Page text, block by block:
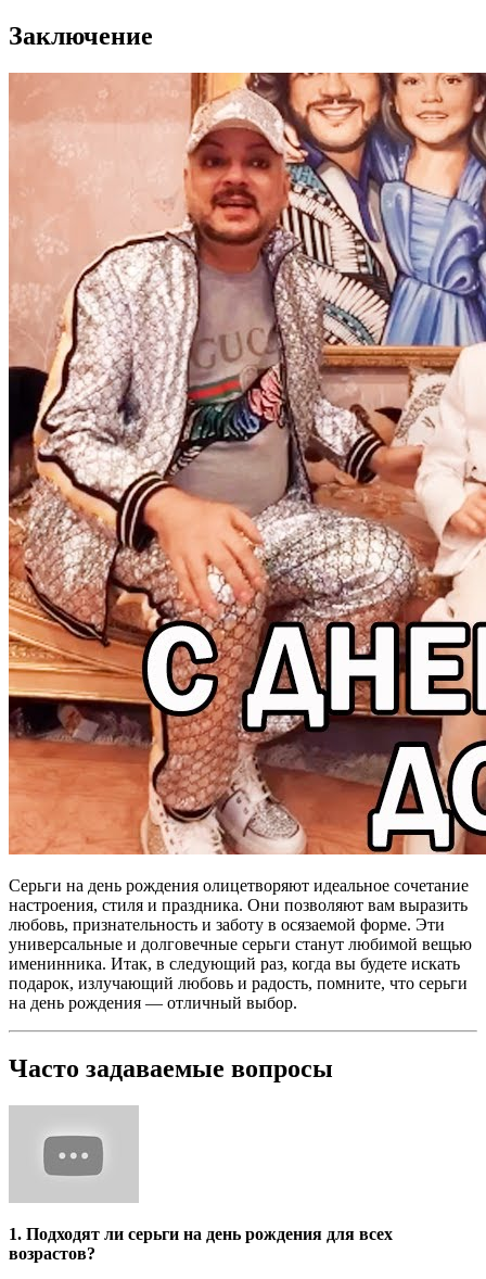
Заключение
Серьги на день рождения олицетворяют идеальное сочетание
настроения, стиля и праздника. Они позволяют вам выразить
любовь, признательность и заботу в осязаемой форме. Эти
универсальные и долговечные серьги станут любимой вещью
именинника. Итак, в следующий раз, когда вы будете искать
подарок, излучающий любовь и радость, помните, что серьги
на день рождения — отличный выбор.
Часто задаваемые вопросы
1. Подходят ли серьги на день рождения для всех
возрастов?